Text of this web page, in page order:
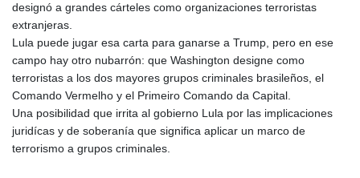
103187.513486
386.502211
LRD
207.987652
LSL 18.720126
LTL 3.41159
LVL 0.698888
designó a grandes cárteles como organizaciones terroristas
extranjeras.
Lula puede jugar esa carta para ganarse a Trump, pero en ese
campo hay otro nubarrón: que Washington designe como
terroristas a los dos mayores grupos criminales brasileños, el
Comando Vermelho y el Primeiro Comando da Capital.
Una posibilidad que irrita al gobierno Lula por las implicaciones
juridícas y de soberanía que significa aplicar un marco de
terrorismo a grupos criminales.